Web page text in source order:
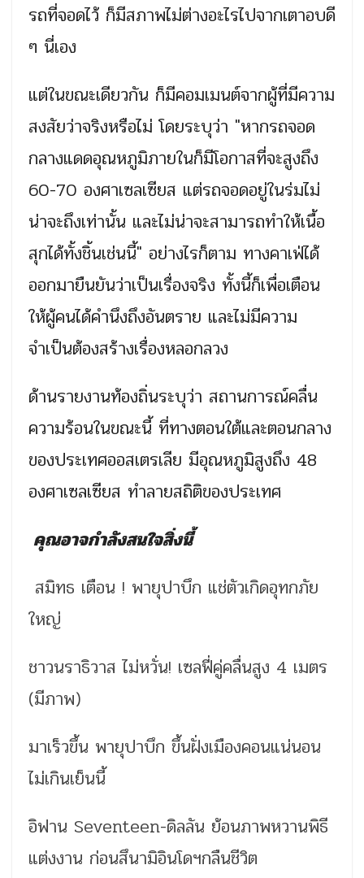
รถที่จอดไว้ ก็มีสภาพไม่ต่างอะไรไปจากเตาอบดี
ๆ นี่เอง
แต่ในขณะเดียวกัน ก็มีคอมเมนต์จากผู้ที่มีความ
สงสัยว่าจริงหรือไม่ โดยระบุว่า "หากรถจอด
กลางแดดอุณหภูมิภายในก็มีโอกาสที่จะสูงถึง
60-70 องศาเซลเซียส แต่รถจอดอยู่ในร่มไม่
น่าจะถึงเท่านั้น และไม่น่าจะสามารถทำให้เนื้อ
สุกได้ทั้งชิ้นเช่นนี้" อย่างไรก็ตาม ทางคาเฟ่ได้
ออกมายืนยันว่าเป็นเรื่องจริง ทั้งนี้ก็เพื่อเตือน
ให้ผู้คนได้คำนึงถึงอันตราย และไม่มีความ
จำเป็นต้องสร้างเรื่องหลอกลวง
ด้านรายงานท้องถิ่นระบุว่า สถานการณ์คลื่น
ความร้อนในขณะนี้ ที่ทางตอนใต้และตอนกลาง
ของประเทศออสเตรเลีย มีอุณหภูมิสูงถึง 48
องศาเซลเซียส ทำลายสถิติของประเทศ
คุณอาจกำลังสนใจสิ่งนี้
สมิทธ เตือน ! พายุปาบึก แช่ตัวเกิดอุทกภัย
ใหญ่
ชาวนราธิวาส ไม่หวั่น! เซลฟี่คู่คลื่นสูง 4 เมตร
(มีภาพ)
มาเร็วขึ้น พายุปาบึก ขึ้นฝั่งเมืองคอนแน่นอน
ไม่เกินเย็นนี้
อิฟาน Seventeen-ดิลลัน ย้อนภาพหวานพิธี
แต่งงาน ก่อนสึนามิอินโดฯกลืนชีวิต